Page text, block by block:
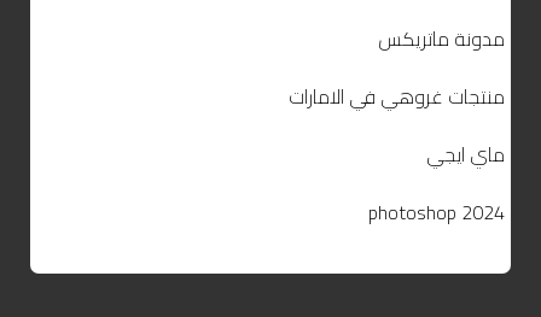
مدونة ماتريكس
منتجات غروهي في الامارات
ماي ايجي
photoshop 2024